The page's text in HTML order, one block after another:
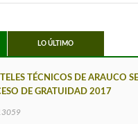
LO ÚLTIMO
TÉCNICOS DE ARAUCO
DE GRATUIDAD 2017